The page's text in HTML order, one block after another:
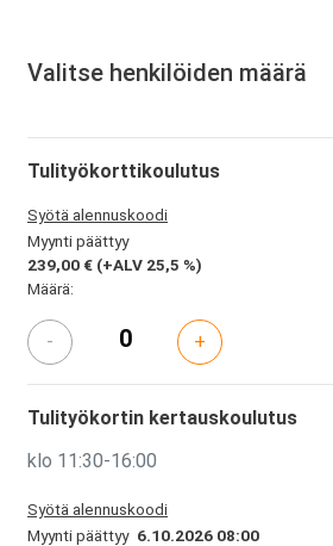
Valitse henkilöiden määrä
Tulityökorttikoulutus
Syötä alennuskoodi
Myynti päättyy
239,00 € (+ALV 25,5 %)
Määrä:
- +
Tulityökortin kertauskoulutus
klo 11:30-16:00
Syötä alennuskoodi
Myynti päättyy 6.10.2026 08:00